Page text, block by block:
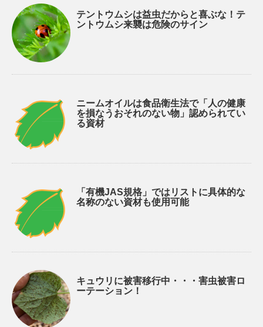
テントウムシは益虫だからと喜ぶな！テ
ントウムシ来襲は危険のサイン
ニームオイルは食品衛生法で「人の健康
を損なうおそれのない物」認められてい
る資材
「有機JAS規格」ではリストに具体的な
名称のない資材も使用可能
キュウリに被害移行中・・・害虫被害ロ
ーテーション！